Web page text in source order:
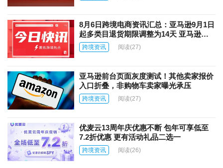
8月6日跨境电商资讯汇总：亚马逊9月1日
起多类目退货期限调整为14天 亚马逊上
线AI商品图片自动翻译功能
跨境资讯 阅读(27)
亚马逊前台页面灰度测试！其他卖家报价
入口折叠，非购物车卖家曝光承压
跨境资讯 阅读(27)
优麦云13周年庆优惠不断 包年可享低至
7.2折优惠 更有活动礼品二选一
跨境资讯 阅读(26)